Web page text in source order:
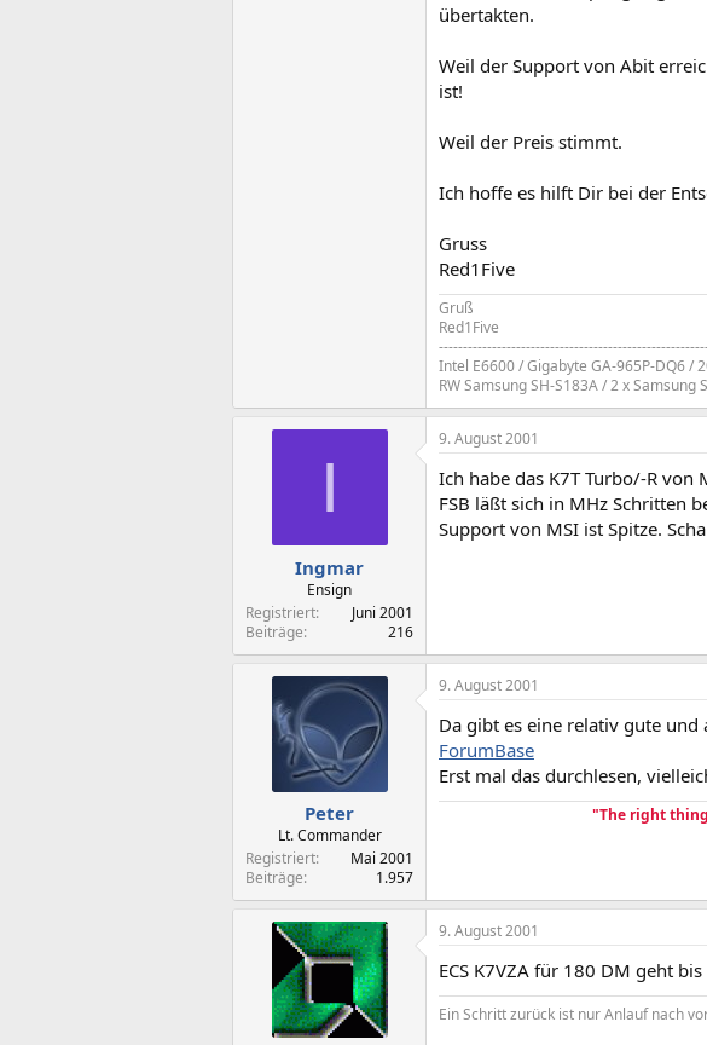
übertakten.
Weil der Support von Abit
ist!
Weil der Preis stimmt.
Ich hoffe es hilft Dir bei der
Gruss
Red1Five
Gruß
Red1Five
Intel E6600 / Gigabyte GA-965P-DQ6 /
RW Samsung SH-S183A / 2 x Samsung
I
Ingmar
Ensign
Registriert
Juni 2001
Beiträge
216
9. August 2001
Ich habe das K7T Turbo/-R
FSB läßt sich in MHz Schritten
Support von MSI ist Spitze.
Peter
Lt. Commander
Registriert
Mai 2001
Beiträge
1.957
9. August 2001
Da gibt es eine relativ gute und
ForumBase
Erst mal das durchlesen,
"The right
9. August 2001
ECS K7VZA für 180 DM geht
Ein Schritt zurück ist nur Anlauf nach